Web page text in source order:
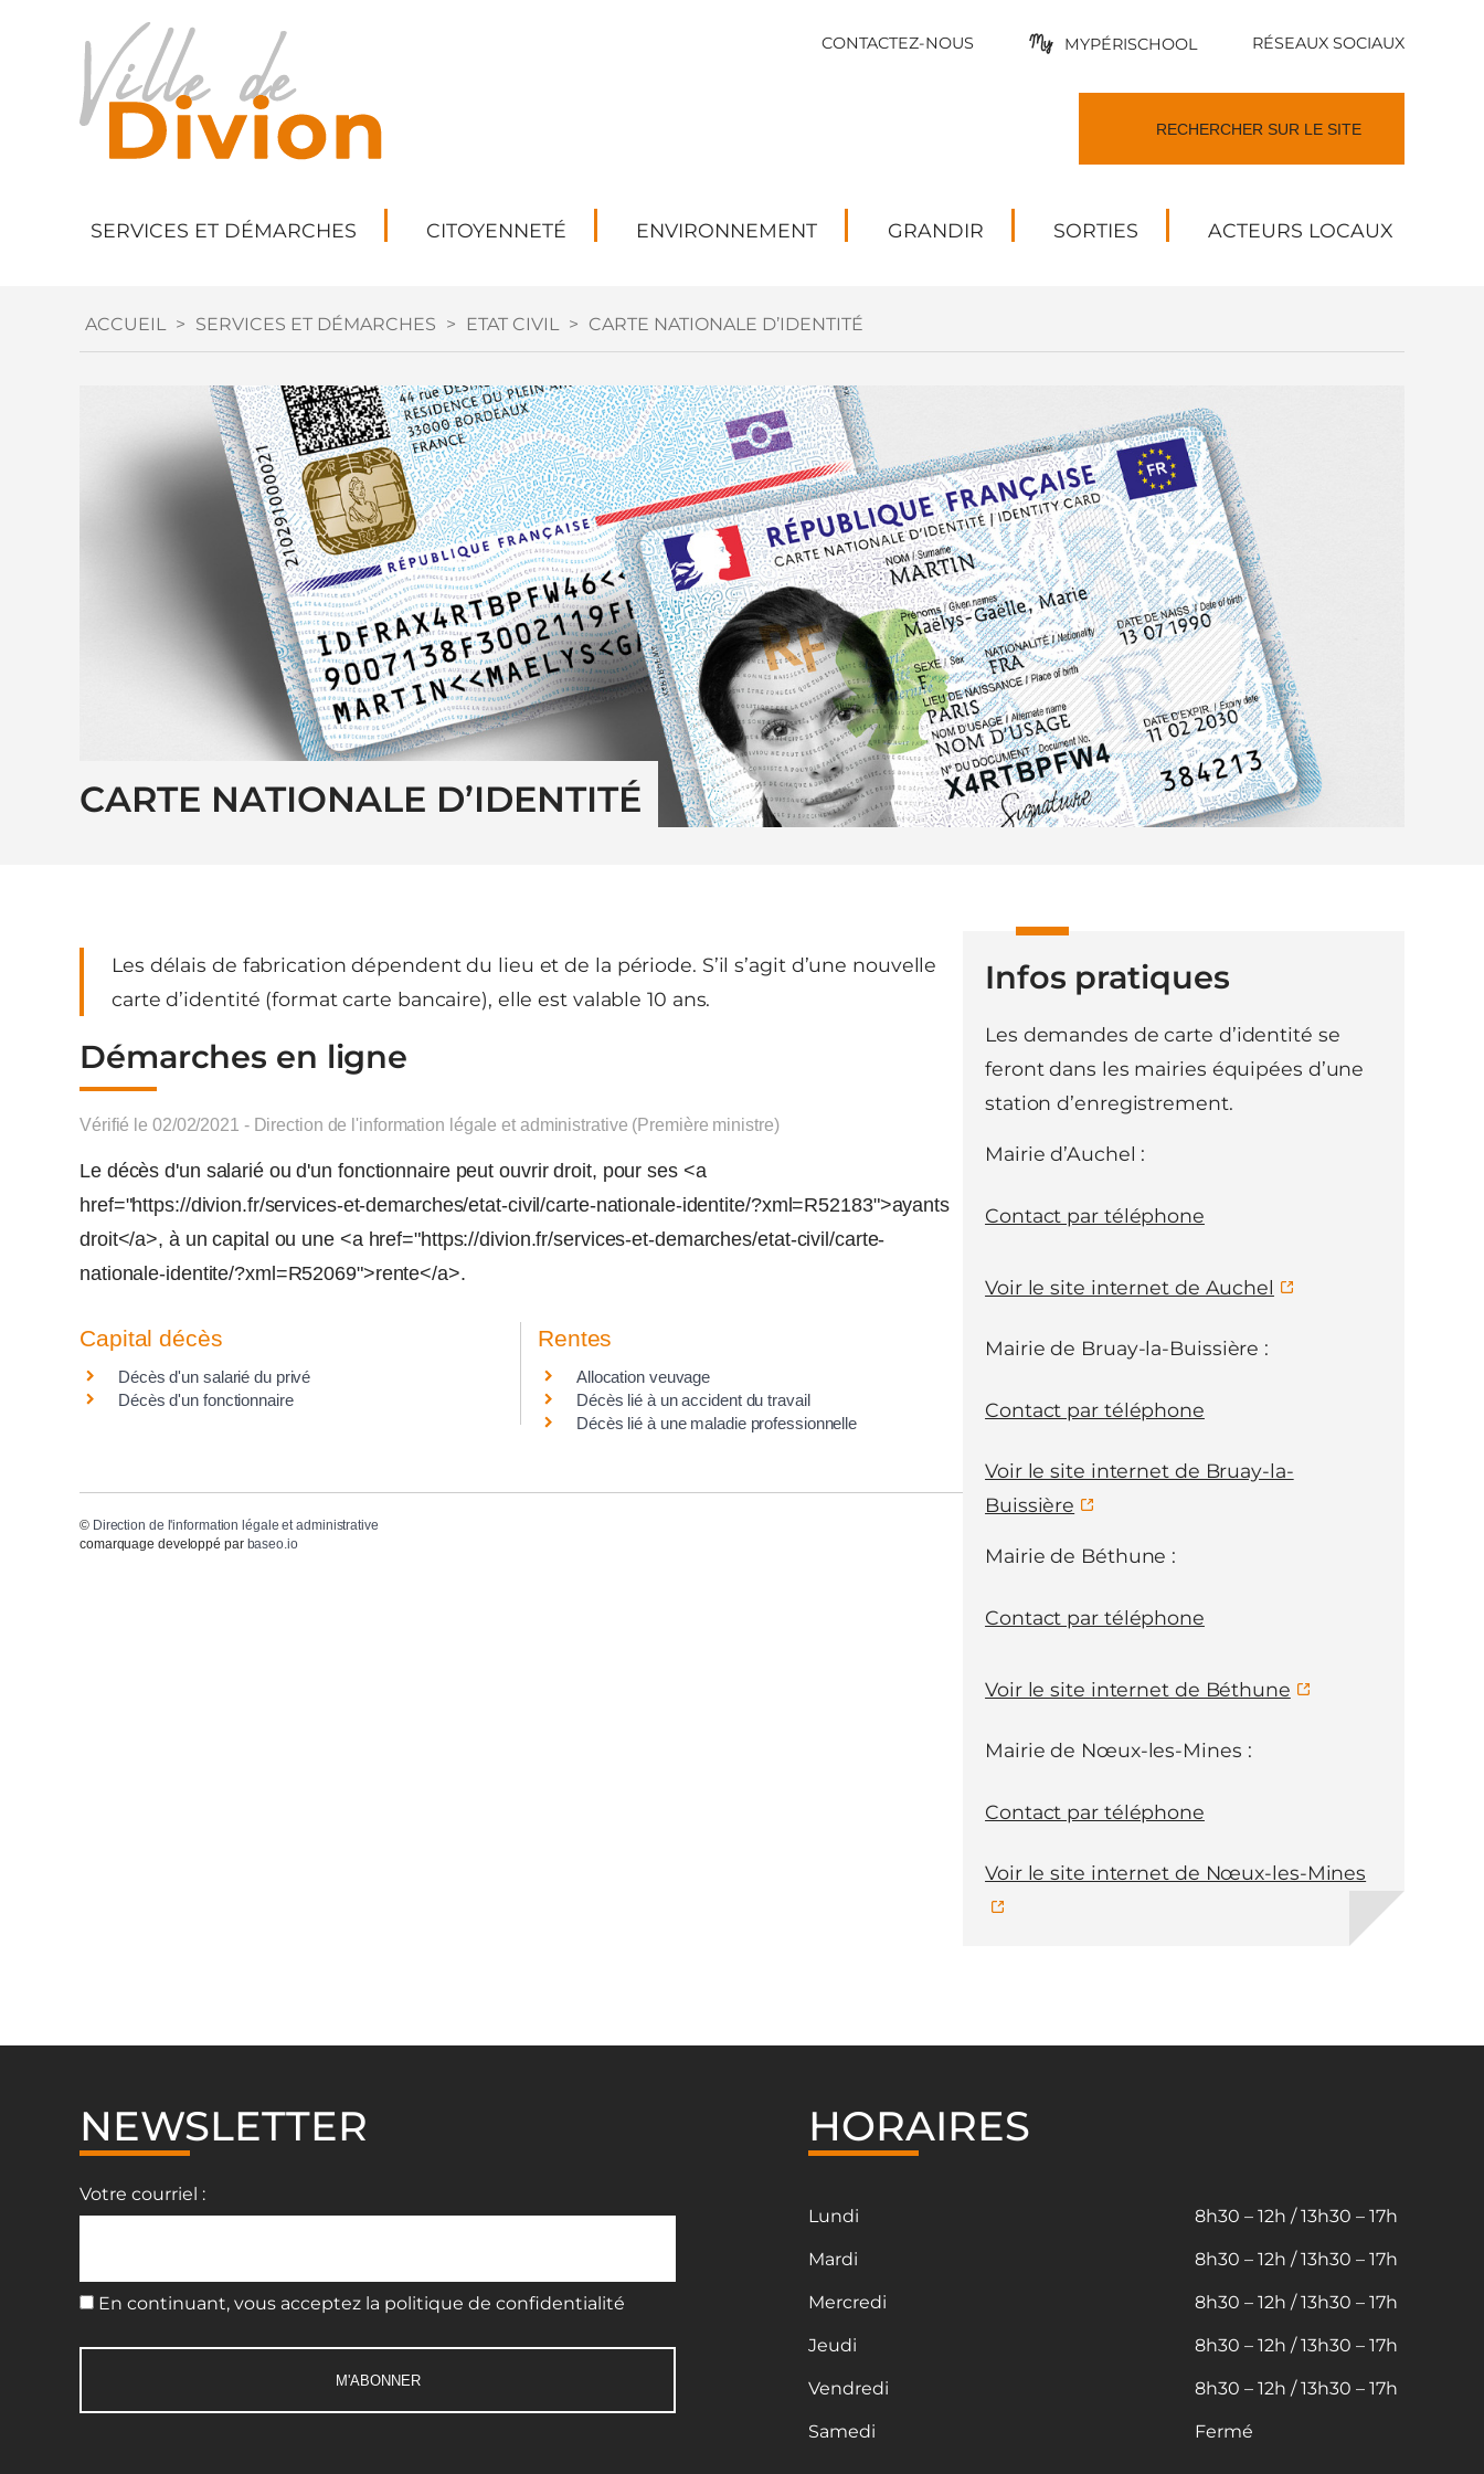
CONTACTEZ-NOUS MYPÉRISCHOOL RÉSEAUX SOCIAUX
SERVICES ET DÉMARCHES CITOYENNETÉ ENVIRONNEMENT GRANDIR SORTIES ACTEURS LOCAUX
ACCUEIL > SERVICES ET DÉMARCHES > ETAT CIVIL > CARTE NATIONALE D’IDENTITÉ
CARTE NATIONALE D’IDENTITÉ
Les délais de fabrication dépendent du lieu et de la période. S’il s’agit d’une nouvelle
carte d’identité (format carte bancaire), elle est valable 10 ans.
Démarches en ligne
Vérifié le 02/02/2021 - Direction de l'information légale et administrative (Première ministre)
Le décès d'un salarié ou d'un fonctionnaire peut ouvrir droit, pour ses <a
href="https://divion.fr/services-et-demarches/etat-civil/carte-nationale-identite/?xml=R52183">ayants
droit</a>, à un capital ou une <a href="https://divion.fr/services-et-demarches/etat-civil/carte-
nationale-identite/?xml=R52069">rente</a>.
Capital décès
Décès d'un salarié du privé
Décès d'un fonctionnaire
Rentes
Allocation veuvage
Décès lié à un accident du travail
Décès lié à une maladie professionnelle
© Direction de l'information légale et administrative
comarquage developpé par baseo.io
Infos pratiques
Les demandes de carte d’identité se
feront dans les mairies équipées d’une
station d’enregistrement.
Mairie d’Auchel :
Contact par téléphone
Voir le site internet de Auchel
Mairie de Bruay-la-Buissière :
Contact par téléphone
Voir le site internet de Bruay-la-
Buissière
Mairie de Béthune :
Contact par téléphone
Voir le site internet de Béthune
Mairie de Nœux-les-Mines :
Contact par téléphone
Voir le site internet de Nœux-les-Mines
NEWSLETTER
Votre courriel :
En continuant, vous acceptez la politique de confidentialité
HORAIRES
Lundi
Mardi
Mercredi
Jeudi
Vendredi
Samedi
8h30 – 12h / 13h30 – 17h
8h30 – 12h / 13h30 – 17h
8h30 – 12h / 13h30 – 17h
8h30 – 12h / 13h30 – 17h
8h30 – 12h / 13h30 – 17h
Fermé